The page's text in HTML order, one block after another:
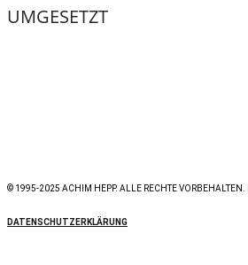
UMGESETZT
© 1995-2025 ACHIM HEPP. ALLE RECHTE VORBEHALTEN. |
DATENSCHUTZERKLÄRUNG